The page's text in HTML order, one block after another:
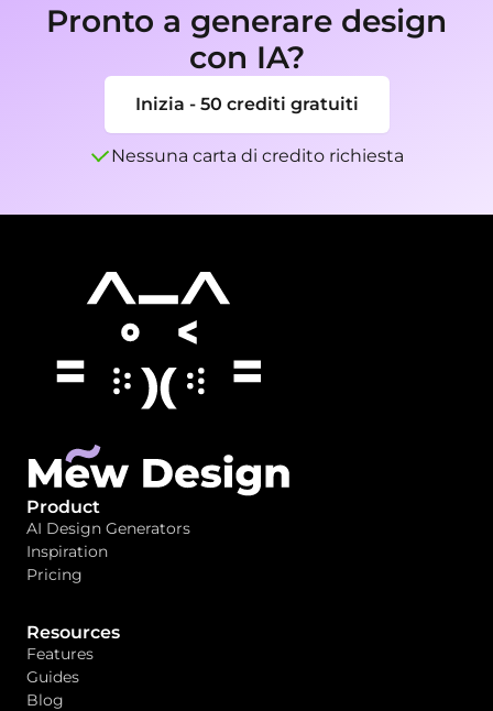
Pronto a generare design
con IA?
Inizia - 50 crediti gratuiti
Nessuna carta di credito richiesta
Product
AI Design Generators
Inspiration
Pricing
Resources
Features
Guides
Blog